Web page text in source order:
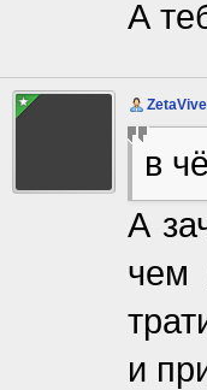
А
в
А
чем
и